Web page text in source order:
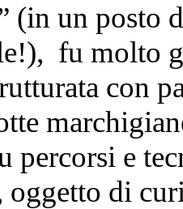
(in un posto
fu molto
con
percorsi e
oggetto di